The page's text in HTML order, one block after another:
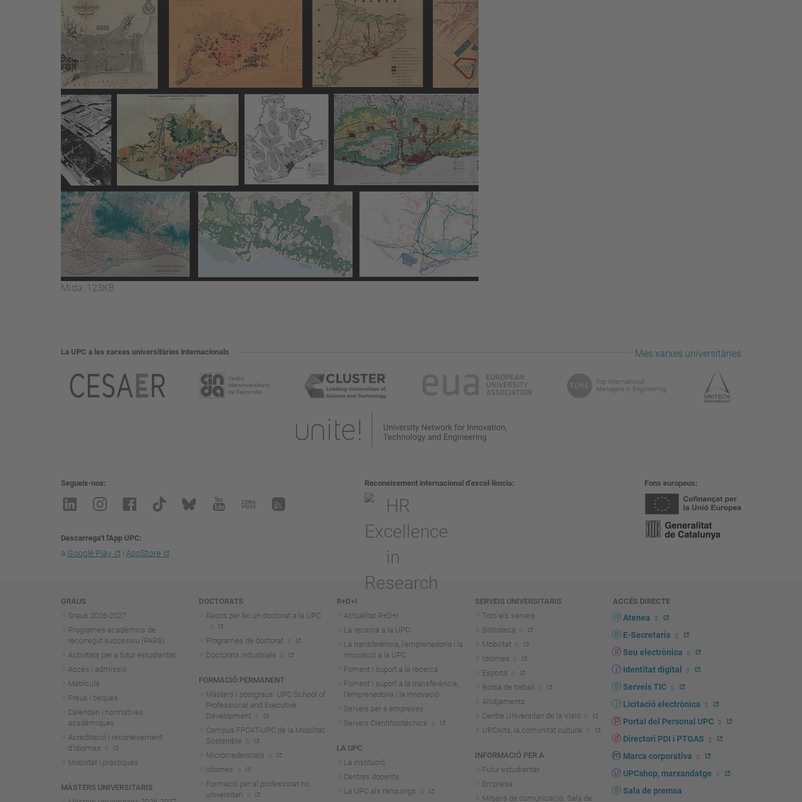
Feu
la
mida
Mida: 123KB
La UPC a les xarxes universitàries internacionals Més xarxes universitàries
Segueix-nos
Descarrega't l'App UPC
a Google Play i AppStore
Reconeixement internacional d’excel·lència Fons europeus
Navegació
GRAUS
Graus 2026-2027
Programes acadèmics de
recorregut successiu (PARS)
Activitats per a futur estudiantat
Accés i admissió
Matrícula
Preus i beques
Calendari i normatives
acadèmiques
Acreditació i reconeixement
d'idiomes
Mobilitat i pràctiques
MÀSTERS UNIVERSITARIS
DOCTORATS
Raons per fer un doctorat a la UPC
Programes de doctorat
Doctorats industrials
FORMACIÓ PERMANENT
Màsters i postgraus. UPC School of
Professional and Executive
Development
Campus FPCAT-UPC de la Mobilitat
Sostenible
Microcredencials
Idiomes
Formació per al professorat no
universitari
R+D+I
Actualitat R+D+I
La recerca a la UPC
La transferència, l'emprenedoria i la
innovació a la UPC
Foment i suport a la recerca
Foment i suport a la transferència,
l'emprenedoria i la innovació
Serveis per a empreses
Serveis Cientificotècnics
LA UPC
La institució
Centres docents
La UPC als rànquings
SERVEIS UNIVERSITARIS
Tots els serveis
Biblioteca
Mobilitat
Idiomes
Esports
Borsa de treball
Allotjaments
Centre Universitari de la Visió
UPCArts, la comunitat cultural
INFORMACIÓ PER A
Futur estudiantat
Empresa
Mitjans de comunicació. Sala de
ACCÉS DIRECTE
Atenea
E-Secretaria
Seu electrònica
Identitat digital
Serveis TIC
Licitació electrònica
Portal del Personal UPC
Directori PDI i PTGAS
Marca corporativa
UPCshop, marxandatge
Sala de premsa